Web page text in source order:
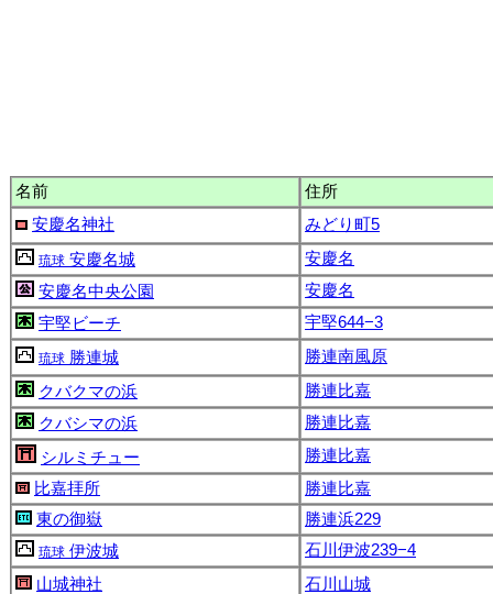
名前
住所
安慶名神社
みどり町5
琉球 安慶名城
安慶名
安慶名中央公園
安慶名
宇堅ビーチ
宇堅644−3
琉球 勝連城
勝連南風原
クバクマの浜
勝連比嘉
クバシマの浜
勝連比嘉
シルミチュー
勝連比嘉
比嘉拝所
勝連比嘉
東の御嶽
勝連浜229
琉球 伊波城
石川伊波239−4
山城神社
石川山城